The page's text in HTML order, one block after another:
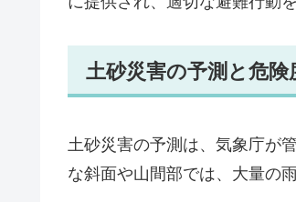
土砂災害の予測と危
土砂災害の予測は、気象庁が
な斜面や山間部では、大量の